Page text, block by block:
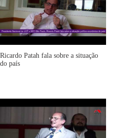
Ricardo Patah fala sobre a situação
do país